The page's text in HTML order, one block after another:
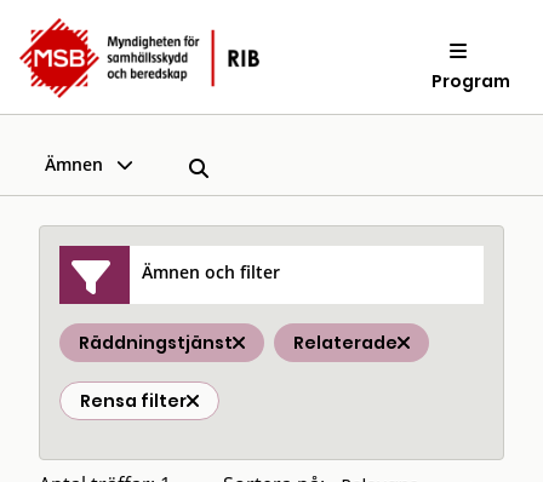
Program
Ämnen
Ämnen och filter
Räddningstjänst Relaterade
Rensa filter